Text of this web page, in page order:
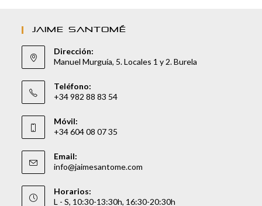
JAIME SANTOMÉ
Dirección:
Manuel Murguía, 5. Locales 1 y 2. Burela
Teléfono:
+34 982 88 83 54
Móvil:
+34 604 08 07 35
Email:
info@jaimesantome.com
Horarios:
L - S, 10:30-13:30h, 16:30-20:30h